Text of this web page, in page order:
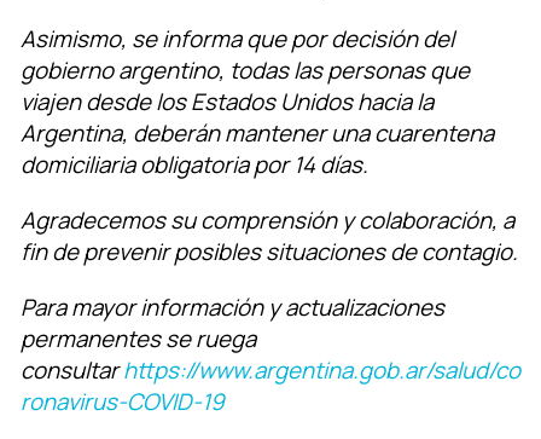
Asimismo, se informa que por decisión del
gobierno argentino, todas las personas que
viajen desde los Estados Unidos hacia la
Argentina, deberán mantener una cuarentena
domiciliaria obligatoria por 14 días.
Agradecemos su comprensión y colaboración, a
fin de prevenir posibles situaciones de contagio.
Para mayor información y actualizaciones
permanentes se ruega
consultarhttps://www.argentina.gob.ar/salud/co
ronavirus-COVID-19